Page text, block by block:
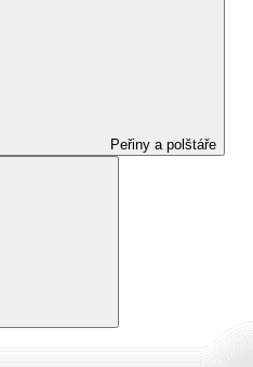
Peřiny a polštáře